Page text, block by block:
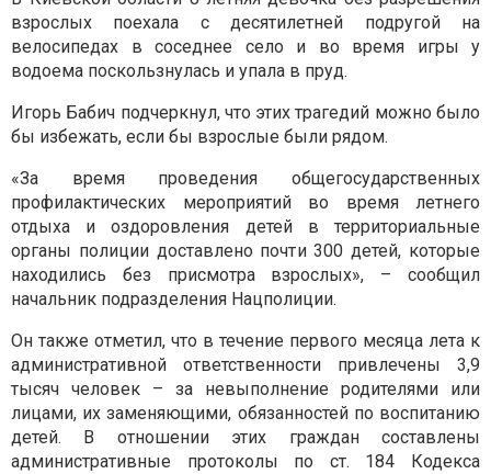
взрослых поехала с десятилетней подругой на
велосипедах в соседнее село и во время игры у
водоема поскользнулась и упала в пруд.
Игорь Бабич подчеркнул, что этих трагедий можно было
бы избежать, если бы взрослые были рядом.
«За время проведения общегосударственных
профилактических мероприятий во время летнего
отдыха и оздоровления детей в территориальные
органы полиции доставлено почти 300 детей, которые
находились без присмотра взрослых», – сообщил
начальник подразделения Нацполиции.
Он также отметил, что в течение первого месяца лета к
административной ответственности привлечены 3,9
тысяч человек – за невыполнение родителями или
лицами, их заменяющими, обязанностей по воспитанию
детей. В отношении этих граждан составлены
административные протоколы по ст. 184 Кодекса